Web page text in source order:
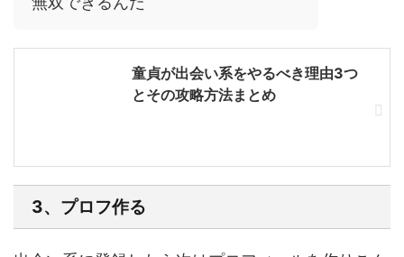
童貞が出会い系をやるべき理由3つ
とその攻略方法まとめ
3、プロフ作る